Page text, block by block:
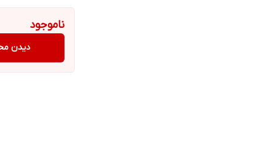
ناموجود
دیدن